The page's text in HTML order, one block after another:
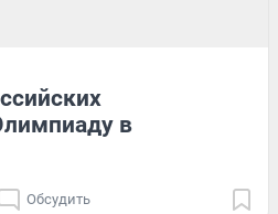
в
Обсудить